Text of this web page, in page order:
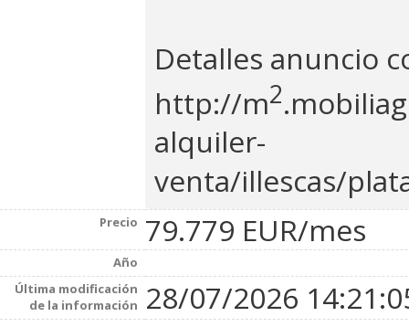
Detalles anuncio
http://m2
alquiler-
venta/illescas/
Precio 79.779 EUR/mes
Año
Última modificación
de la información
28/07/2026